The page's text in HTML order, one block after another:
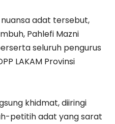
adat tersebut,
Pahlefi Mazni
seluruh pengurus
LAKAM Provinsi
khidmat, diiringi
petitih adat yang sarat